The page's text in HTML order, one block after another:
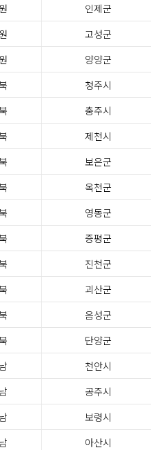
인제군
고성군
양양군
청주시
충주시
제천시
보은군
옥천군
영동군
증평군
진천군
괴산군
음성군
단양군
천안시
공주시
보령시
아산시